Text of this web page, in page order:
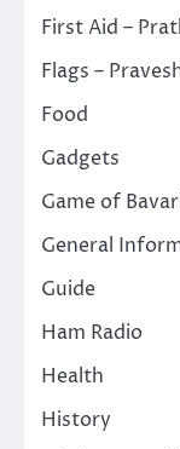
First Aid –
Flags –
Food
Gadgets
Game of
General
Guide
Ham Radio
Health
History